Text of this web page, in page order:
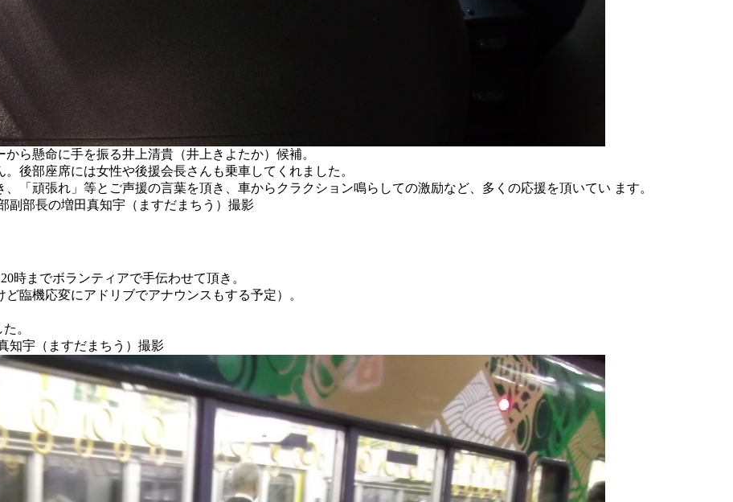
ら懸命に手を振る井上清貴（井上きよたか）候補。
後部座席には女性や後援会長さんも乗車してくれました。
「頑張れ」等とご声援の言葉を頂き、車からクラクション鳴らしての激励など、多くの応援を頂いてい ます。
副部長の増田真知宇（ますだまちう）撮影
時までボランティアで手伝わせて頂き。
臨機応変にアドリブでアナウンスもする予定）。
。
知宇（ますだまちう）撮影